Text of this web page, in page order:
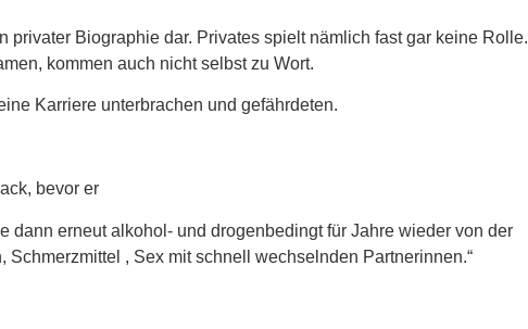
Biographie dar. Privates spielt nämlich fast gar keine Rolle.
kommen auch nicht selbst zu Wort.
Karriere unterbrachen und gefährdeten.
bevor er
dann erneut alkohol- und drogenbedingt für Jahre wieder von der
, Sex mit schnell wechselnden Partnerinnen.“